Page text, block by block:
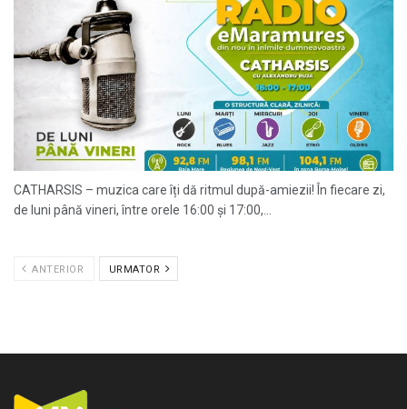
CATHARSIS – muzica care îți dă ritmul după-amiezii! În fiecare zi,
de luni până vineri, între orele 16:00 și 17:00,...
ANTERIOR URMATOR